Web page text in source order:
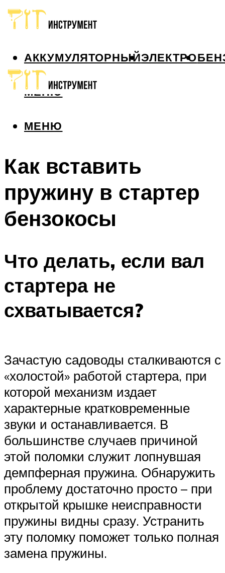
АККУМУЛЯТОРНЫЙЭЛЕКТРО
МЕНЮ
МЕНЮ
Как вставить
пружину в стартер
бензокосы
Что делать, если вал
стартера не
схватывается?
Зачастую садоводы сталкиваются с
«холостой» работой стартера, при
которой механизм издает
характерные кратковременные
звуки и останавливается. В
большинстве случаев причиной
этой поломки служит лопнувшая
демпферная пружина. Обнаружить
проблему достаточно просто – при
открытой крышке неисправности
пружины видны сразу. Устранить
эту поломку поможет только полная
замена пружины.